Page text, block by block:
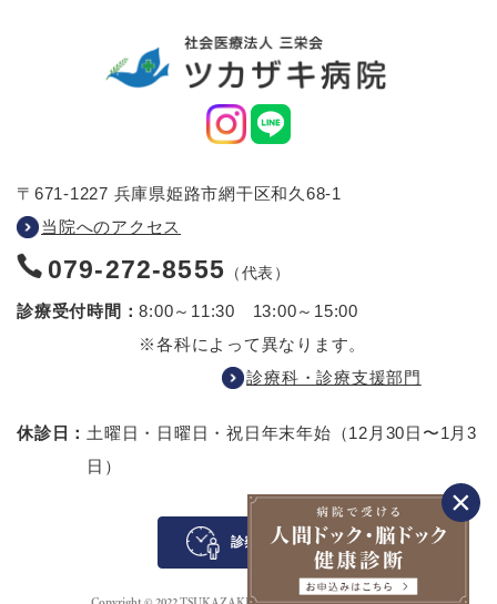
〒671-1227 兵庫県姫路市網干区和久68-1
当院へのアクセス
079-272-8555 （代表）
診療受付時間：8:00～11:30 13:00～15:00
※各科によって異なります。
診療科・診療支援部門
休診日： 土曜日・日曜日・祝日年末年始（12月30日〜1月3
日）
診察待ち案内